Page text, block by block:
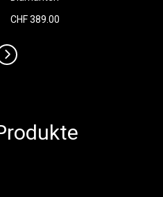
CHF 389.00
›